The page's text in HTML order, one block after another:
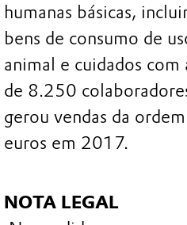
humanas básicas,
bens de consumo de
animal e cuidados com
de 8.250
gerou vendas da
euros em 2017.
NOTA LEGAL